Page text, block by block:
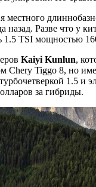
местного
назад. Разве что у
1.5 TSI мощностью
Kaiyi Kunlun,
Chery Tiggo 8, но
1.5
за гибриды.